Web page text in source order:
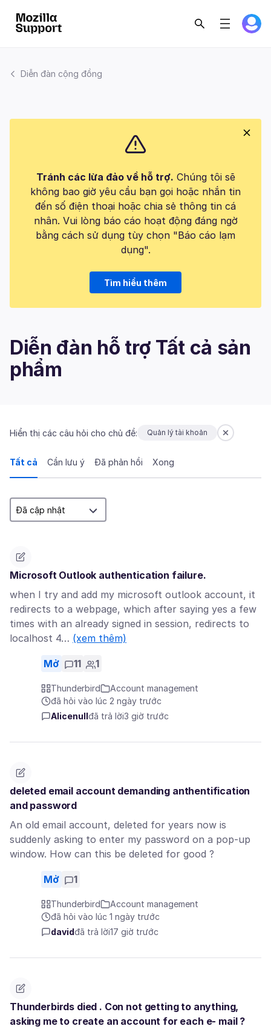
Diễn đàn cộng đồng
Tránh các lừa đảo về hỗ trợ. Chúng tôi sẽ
không bao giờ yêu cầu bạn gọi hoặc nhắn tin
đến số điện thoại hoặc chia sẻ thông tin cá
nhân. Vui lòng báo cáo hoạt động đáng ngờ
bằng cách sử dụng tùy chọn "Báo cáo lạm
dụng".
Tìm hiểu thêm
Diễn đàn hỗ trợ Tất cả sản
phẩm
Hiển thị các câu hỏi cho chủ đề: Quản lý tài khoản
Tất cả Cần lưu ý Đã phản hồi Xong
Microsoft Outlook authentication failure.
when I try and add my microsoft outlook account, it
redirects to a webpage, which after saying yes a few
times with an already signed in session, redirects to
localhost 4… (xem thêm)
Mở 11 1
Thunderbird
Account management
đã hỏi vào lúc 2 ngày trước
Alicenull đã trả lời3 giờ trước
deleted email account demanding anthentification
and password
An old email account, deleted for years now is
suddenly asking to enter my password on a pop-up
window. How can this be deleted for good ?
Mở 1
Thunderbird
Account management
đã hỏi vào lúc 1 ngày trước
davidđã trả lời17 giờ trước
Thunderbirds died . Con not getting to anything,
asking me to create an account for each e- mail ?